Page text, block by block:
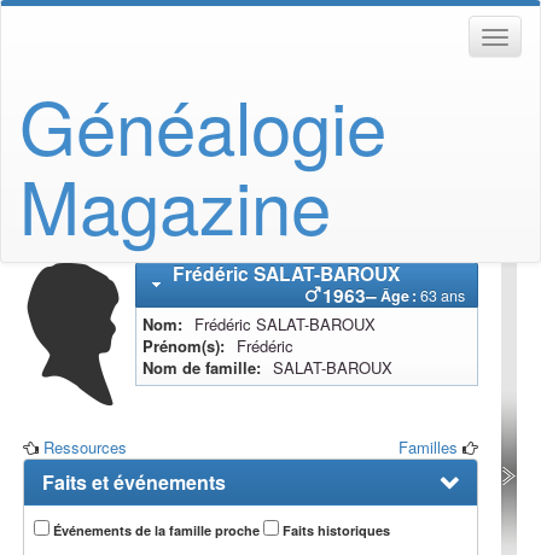
Généalogie
Magazine
FrédéricSALAT-BAROUX
1963–Âge : 63 ans
Nom FrédéricSALAT-BAROUX
Prénom(s)
Frédéric
Nom de famille
SALAT-BAROUX
Ressources Familles
Faits et événements
Événements de la famille proche Faits historiques